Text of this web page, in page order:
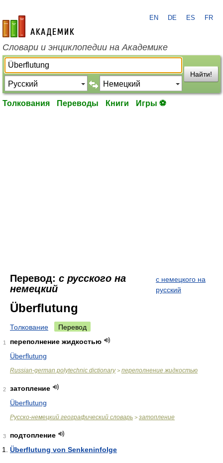
academic.ru
EN DE ES FR
Словари и энциклопедии на Академике
Найти!
Толкования Переводы Книги Игры ⚽
Перевод: с русского на
немецкий
с немецкого на
русский
Überflutung
Толкование Перевод
1
переполнение жидкостью
Überflutung
Russian-german polytechnic dictionary> переполнение жидкостью
2
затопление
Überflutung
Русско-немецкий географический словарь > затопление
3
подтопление
Überflutung von Senkeninfolge